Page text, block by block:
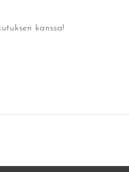
kanssa!